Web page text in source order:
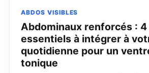
ABDOS VISIBLES
Abdominaux renforcés :
essentiels à intégrer à
quotidienne pour un
tonique